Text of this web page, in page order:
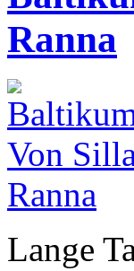
Ranna
Lange